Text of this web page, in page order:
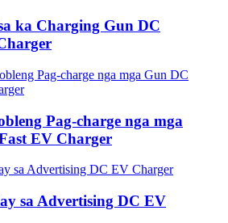
ka Charging Gun DC
Pag-charge nga mga
EV Charger
sa Advertising DC EV